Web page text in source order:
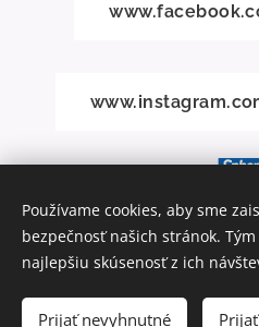
Do
Vytvorené službou
Používame cookies, aby sme
bezpečnosť našich stránok.
najlepšiu skúsenosť z ich
Prijať nevyhnutné